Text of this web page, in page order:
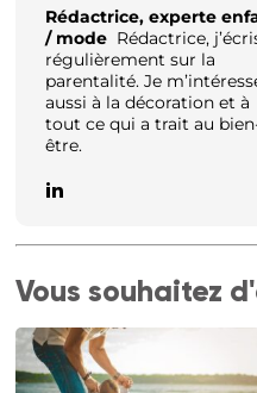
Rédactrice, experte
/ mode Rédactrice,
régulièrement sur la
parentalité. Je
aussi à la décoration et à
tout ce qui a trait au
être.
Vous souhaitez